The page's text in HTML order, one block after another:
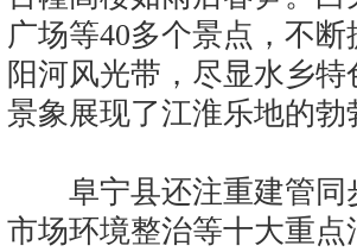
广场等40多个景点，不
阳河风光带，尽显水乡
景象展现了江淮乐地的勃
阜宁县还注重建管同
市场环境整治等十大重